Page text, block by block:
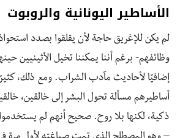
الأساطير اليونانية والروبوت
لم يكن للإغريق حاجة لأن يقلقوا بصدد
وظائفهم- برغم أننا يمكننا تخيل الأثينيين
إضافيًا لأحاديث مآدب الشراب. ومع ذلك،
أساطيرهم مسألة تحول البشر إلى خالقين،
ذكية، لكنها بلا روح. صحيح أنهم لم